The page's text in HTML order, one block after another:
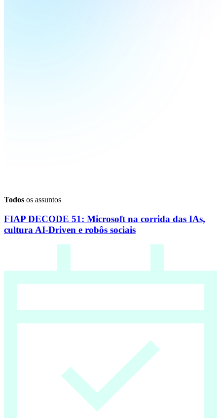
Todos os assuntos
FIAP DECODE 51: Microsoft na corrida das IAs,
cultura AI-Driven e robôs sociais